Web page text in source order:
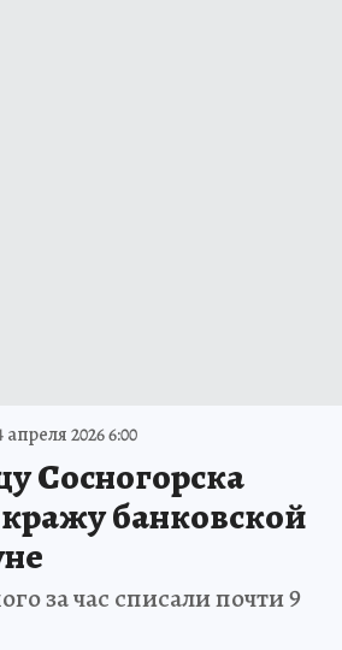
апреля 2026 6:00
Сосногорска
банковской
за час списали почти 9